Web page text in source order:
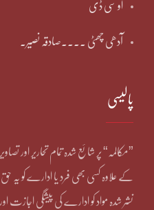
او سی ڈی
آدھی چھٹی ۔۔۔۔صادقہ نصیر۔
پالیسی
”مکالمہ“ پر شائع شدہ تمام تحاریر اور
کے علاوہ کسی بھی فرد یا ادارے کو یہ
نشر شدہ مواد کو ادارے کی پیشگی اجازت